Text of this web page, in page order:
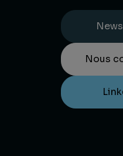
Nous